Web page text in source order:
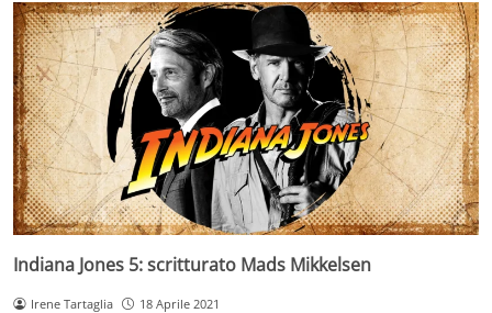
Indiana Jones 5: scritturato Mads Mikkelsen
Irene Tartaglia 18 Aprile 2021